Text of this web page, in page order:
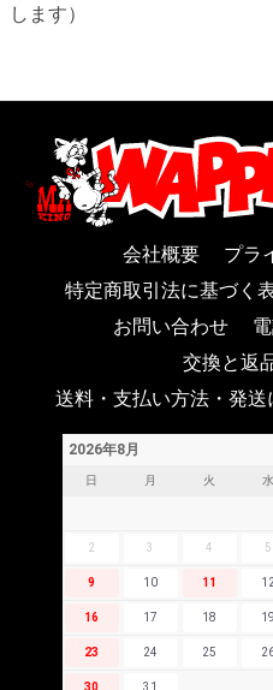
します）
会社概要
プラ
特定商取引法に基づく
お問い合わせ
交換と返
送料・支払い方法・発送
2026年8月
日 月 火 水
2 3 4 5
9 10 11 12
16 17 18 19
23 24 25
30 31